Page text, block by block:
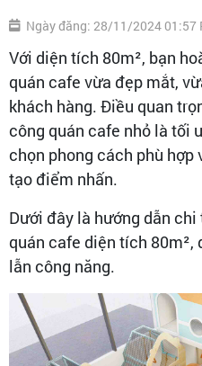
Ngày đăng: 28/11/2024 01:57
Với diện tích 80m², bạn
quán cafe vừa đẹp mắt,
khách hàng. Điều quan
công quán cafe nhỏ là tối
chọn phong cách phù
tạo điểm nhấn.
Dưới đây là hướng dẫn
quán cafe diện tích
lẫn công năng.